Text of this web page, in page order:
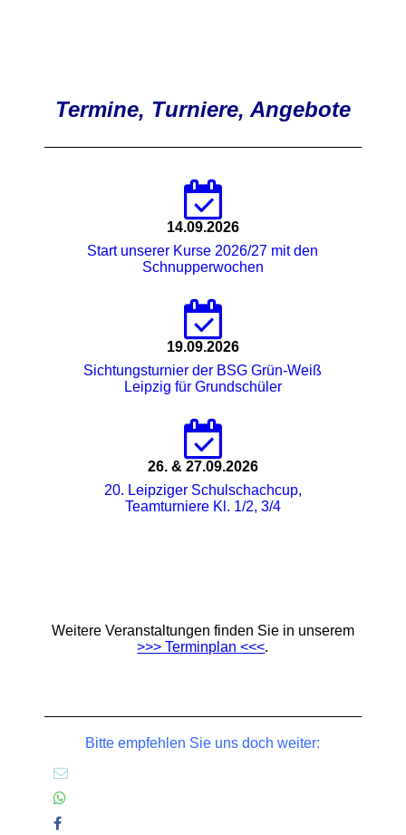
Termine, Turniere, Angebote
14.09.2026
Start unserer Kurse 2026/27 mit den
Schnupperwochen
19.09.2026
Sichtungsturnier der BSG Grün-Weiß
Leipzig für Grundschüler
26. & 27.09.2026
20. Leipziger Schulschachcup,
Teamturniere Kl. 1/2, 3/4
Weitere Veranstaltungen finden Sie in unserem
>>> Terminplan <<<.
Bitte empfehlen Sie uns doch weiter: